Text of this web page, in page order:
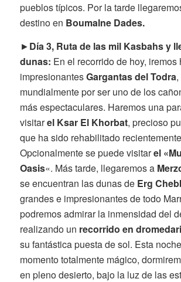
pueblos típicos. Por la tarde
destino en Boumalne Dades.
►Día 3, Ruta de las mil Kasbahs y
dunas: En el recorrido de hoy, iremos
impresionantesGargantas del Todra,
mundialmente por ser uno de los
más espectaculares. Haremos una
visitarel Ksar El Khorbat, precioso
que ha sido rehabilitado
Opcionalmente se puede visitarel
Oasis«. Más tarde, llegaremos a
se encuentran las dunas de Erg
grandes e impresionantes de todo
podremos admirar la inmensidad del
realizando un recorrido en
su fantástica puesta de sol. Esta
momento totalmente mágico,
en pleno desierto, bajo la luz de las